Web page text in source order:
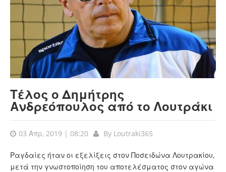
Τέλος ο Δημήτρης
Ανδρεόπουλος από το Λουτράκι
03 Απρ, 2019 | 08:20 By Loutraki365
Ραγδαίες ήταν οι εξελίξεις στον Ποσειδώνα Λουτρακίου,
μετά την γνωστοποίηση του αποτελέσματος στον αγώνα